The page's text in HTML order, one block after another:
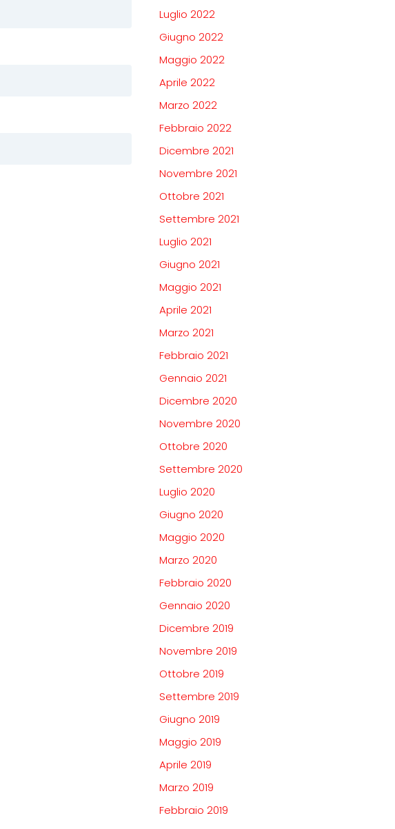
Luglio 2022
Giugno 2022
Maggio 2022
Aprile 2022
Marzo 2022
Febbraio 2022
Dicembre 2021
Novembre 2021
Ottobre 2021
Settembre 2021
Luglio 2021
Giugno 2021
Maggio 2021
Aprile 2021
Marzo 2021
Febbraio 2021
Gennaio 2021
Dicembre 2020
Novembre 2020
Ottobre 2020
Settembre 2020
Luglio 2020
Giugno 2020
Maggio 2020
Marzo 2020
Febbraio 2020
Gennaio 2020
Dicembre 2019
Novembre 2019
Ottobre 2019
Settembre 2019
Giugno 2019
Maggio 2019
Aprile 2019
Marzo 2019
Febbraio 2019